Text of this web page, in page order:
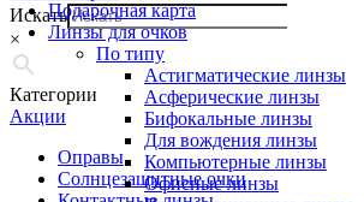
Искать
×
Категории
Акции
Оправы
Солнцезащитные очки
Подарочная карта
Линзы для очков
По типу
Астигматические линзы
Асферические линзы
Бифокальные линзы
Для вождения линзы
Компьютерные линзы
Офисные линзы